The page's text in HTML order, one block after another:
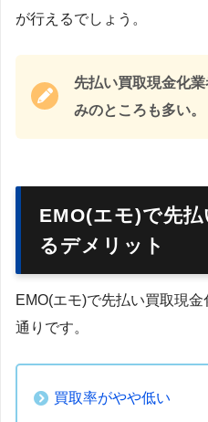
が行えるでしょう。
先払い買取現金化
みのところも多い。
EMO(エモ)で先
るデメリット
EMO(エモ)で先払い買取現
通りです。
買取率がやや低い